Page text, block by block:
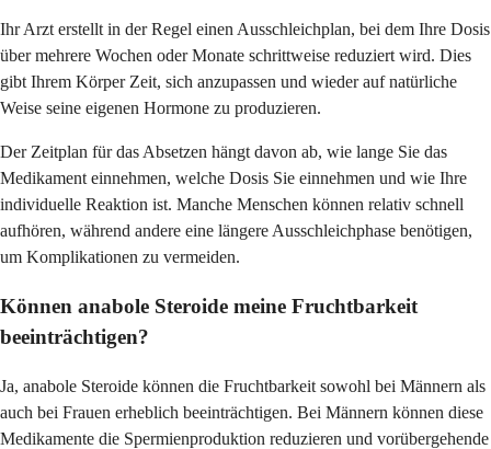
Ihr Arzt erstellt in der Regel einen Ausschleichplan, bei dem Ihre Dosis
über mehrere Wochen oder Monate schrittweise reduziert wird. Dies
gibt Ihrem Körper Zeit, sich anzupassen und wieder auf natürliche
Weise seine eigenen Hormone zu produzieren.
Der Zeitplan für das Absetzen hängt davon ab, wie lange Sie das
Medikament einnehmen, welche Dosis Sie einnehmen und wie Ihre
individuelle Reaktion ist. Manche Menschen können relativ schnell
aufhören, während andere eine längere Ausschleichphase benötigen,
um Komplikationen zu vermeiden.
Können anabole Steroide meine Fruchtbarkeit
beeinträchtigen?
Ja, anabole Steroide können die Fruchtbarkeit sowohl bei Männern als
auch bei Frauen erheblich beeinträchtigen. Bei Männern können diese
Medikamente die Spermienproduktion reduzieren und vorübergehende